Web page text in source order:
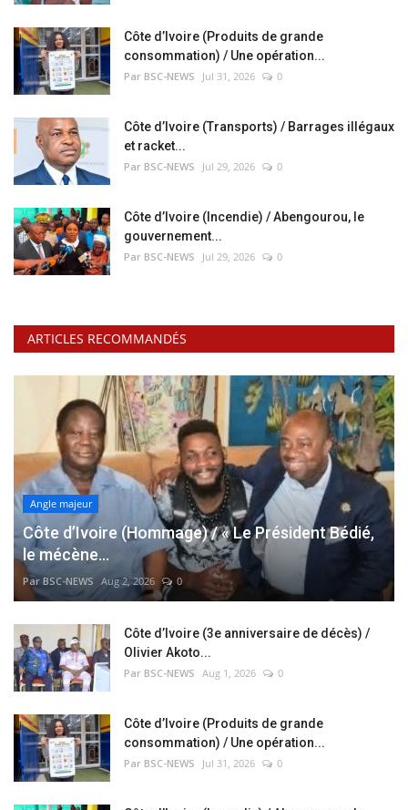
Côte d’Ivoire (Produits de grande
consommation) / Une opération...
Par BSC-NEWS Jul 31, 2026 0
Côte d’Ivoire (Transports) / Barrages illégaux
et racket...
Par BSC-NEWS Jul 29, 2026 0
Côte d’Ivoire (Incendie) / Abengourou, le
gouvernement...
Par BSC-NEWS Jul 29, 2026 0
ARTICLES RECOMMANDÉS
Angle majeur
Côte d’Ivoire (Hommage) / « Le Président Bédié,
le mécène...
Par BSC-NEWS Aug 2, 2026 0
Côte d’Ivoire (3e anniversaire de décès) /
Olivier Akoto...
Par BSC-NEWS Aug 1, 2026 0
Côte d’Ivoire (Produits de grande
consommation) / Une opération...
Par BSC-NEWS Jul 31, 2026 0